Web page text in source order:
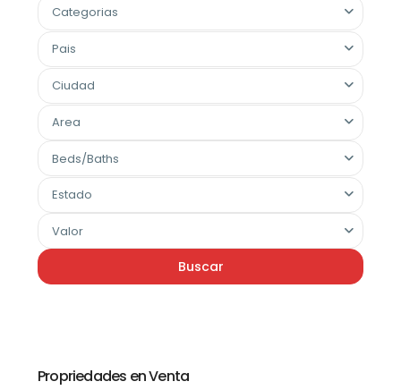
Categorias
Pais
Ciudad
Area
Beds/Baths
Estado
Valor
Buscar
Propriedades en Venta